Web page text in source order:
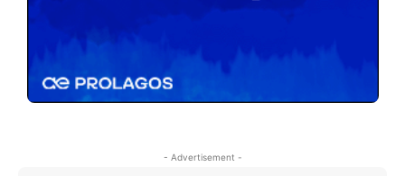
- Advertisement -